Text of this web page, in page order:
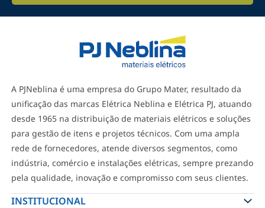
A PJNeblina é uma empresa do Grupo Mater, resultado da
unificação das marcas Elétrica Neblina e Elétrica PJ, atuando
desde 1965 na distribuição de materiais elétricos e soluções
para gestão de itens e projetos técnicos. Com uma ampla
rede de fornecedores, atende diversos segmentos, como
indústria, comércio e instalações elétricas, sempre prezando
pela qualidade, inovação e compromisso com seus clientes.
INSTITUCIONAL